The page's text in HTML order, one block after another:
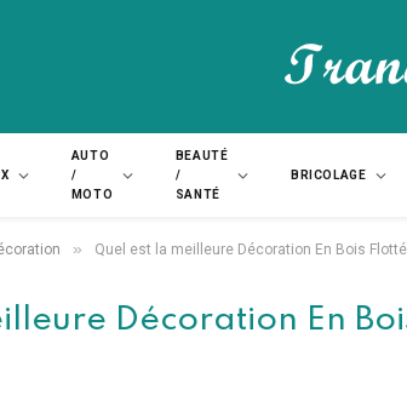
AUTO
/
MOTO
BEAUTÉ
/
SANTÉ
BRICOLAGE
» Quel est la meilleure Décoration En Bois
Décoration En